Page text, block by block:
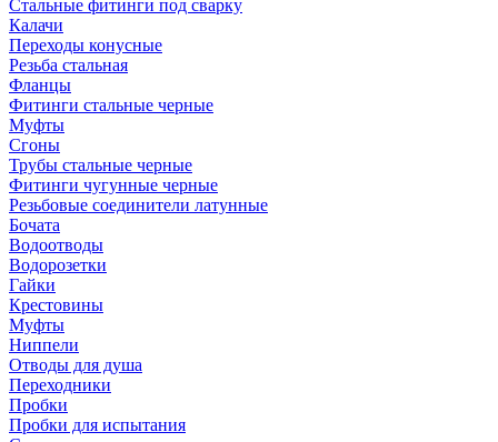
Стальные фитинги под сварку
Калачи
Переходы конусные
Резьба стальная
Фланцы
Фитинги стальные черные
Муфты
Сгоны
Трубы стальные черные
Фитинги чугунные черные
Резьбовые соединители латунные
Бочата
Водоотводы
Водорозетки
Гайки
Крестовины
Муфты
Ниппели
Отводы для душа
Переходники
Пробки
Пробки для испытания